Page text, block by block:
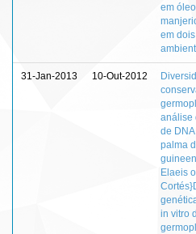
em
em
31-Jan-2013 10-Out-2012
análise
de
palma
Elaeis
in vitro